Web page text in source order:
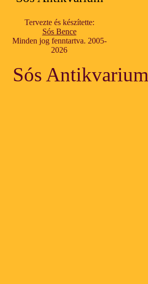
Tervezte és készítette:
Sós Bence
Minden jog fenntartva. 2005-
2026
Sós Antikvarium